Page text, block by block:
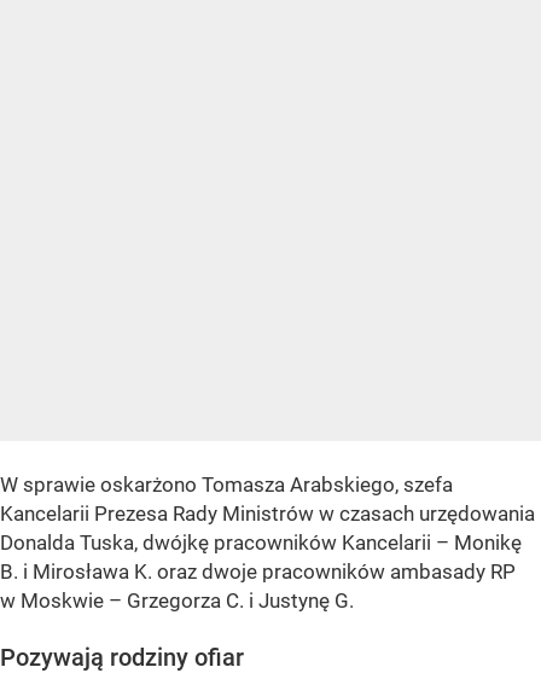
W sprawie oskarżono Tomasza Arabskiego, szefa
Kancelarii Prezesa Rady Ministrów w czasach urzędowania
Donalda Tuska, dwójkę pracowników Kancelarii – Monikę
B. i Mirosława K. oraz dwoje pracowników ambasady RP
w Moskwie – Grzegorza C. i Justynę G.
Pozywają rodziny ofiar